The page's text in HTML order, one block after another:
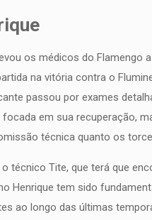
os médicos do Flamengo
na vitória contra o
passou por exames
em sua recuperação,
técnica quanto os
técnico Tite, que terá que
Henrique tem sido
ao longo das últimas